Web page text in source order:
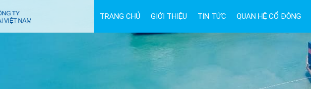
TRANG CHỦ GIỚI THIỆU TIN TỨC QUAN HỆ CỔ ĐÔNG